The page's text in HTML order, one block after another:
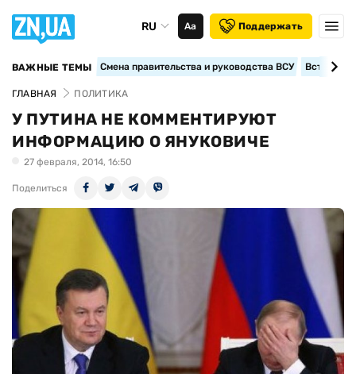
RU Аа Поддержать
ВАЖНЫЕ ТЕМЫ Смена правительства и руководства ВСУ
ГЛАВНАЯ ПОЛИТИКА
У ПУТИНА НЕ КОММЕНТИРУЮТ
ИНФОРМАЦИЮ О ЯНУКОВИЧЕ
27 февраля, 2014, 16:50
Поделиться